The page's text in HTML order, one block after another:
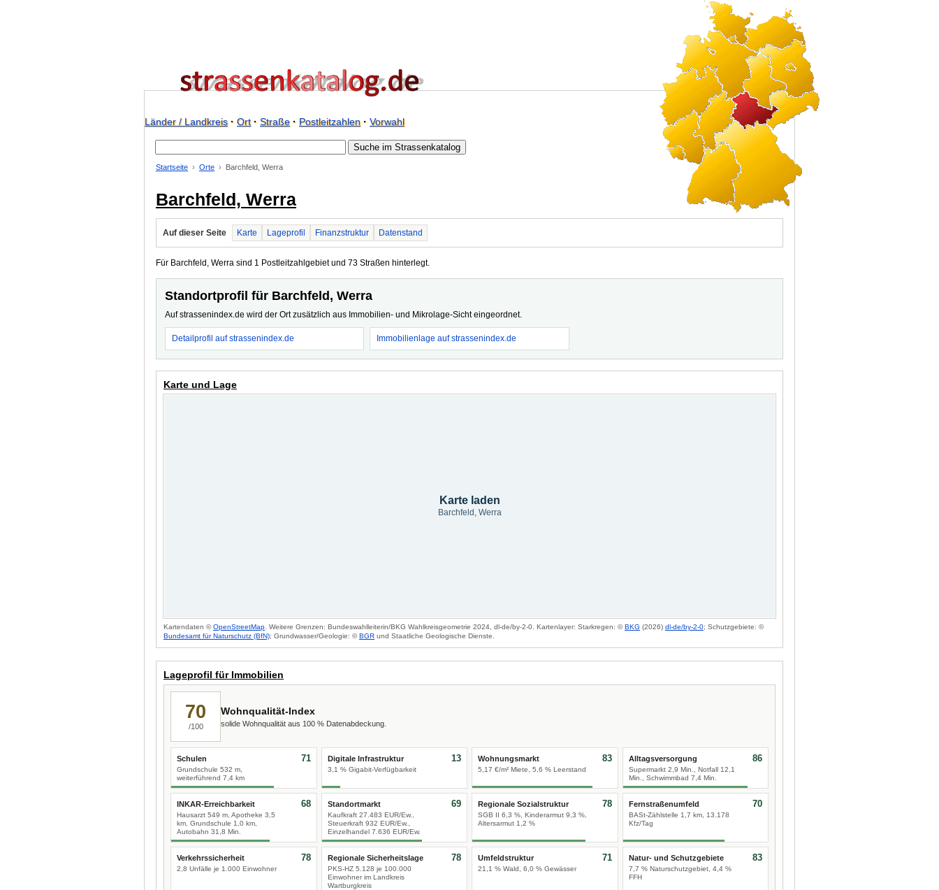
Länder / Landkreis· Ort· Straße· Postleitzahlen· Vorwahl
Startseite Orte Barchfeld, Werra
Barchfeld, Werra
Auf dieser Seite Karte Lageprofil Finanzstruktur Datenstand
Für Barchfeld, Werra sind 1 Postleitzahlgebiet und 73 Straßen hinterlegt.
Standortprofil für Barchfeld, Werra
Auf strassenindex.de wird der Ort zusätzlich aus Immobilien- und Mikrolage-Sicht eingeordnet.
Detailprofil auf strassenindex.de Immobilienlage auf strassenindex.de
Karte und Lage
Karte laden
Barchfeld, Werra
Kartendaten ©OpenStreetMap . Weitere Grenzen: Bundeswahlleiterin/BKG Wahlkreisgeometrie 2024, dl-de/by-2-0. Kartenlayer: Starkregen: ©BKG (2026) dl-de/by-2-0; Schutzgebiete: ©
Bundesamt für Naturschutz (BfN); Grundwasser/Geologie: ©BGR und Staatliche Geologische Dienste.
Lageprofil für Immobilien
70
/100
Wohnqualität-Index
solide Wohnqualität aus 100 % Datenabdeckung.
Schulen
Grundschule 532 m,
weiterführend 7,4 km
71 Digitale Infrastruktur
3,1 % Gigabit-Verfügbarkeit
13 Wohnungsmarkt
5,17 €/m² Miete, 5,6 % Leerstand
83 Alltagsversorgung
Supermarkt 2,9 Min., Notfall 12,1
Min., Schwimmbad 7,4 Min.
86
INKAR-Erreichbarkeit
Hausarzt 549 m, Apotheke 3,5
km, Grundschule 1,0 km,
Autobahn 31,8 Min.
68 Standortmarkt
Kaufkraft 27.483 EUR/Ew.,
Steuerkraft 932 EUR/Ew.,
Einzelhandel 7.636 EUR/Ew.
69 Regionale Sozialstruktur
SGB II 6,3 %, Kinderarmut 9,3 %,
Altersarmut 1,2 %
78 Fernstraßenumfeld
BASt-Zählstelle 1,7 km, 13.178
Kfz/Tag
70
Verkehrssicherheit
2,8 Unfälle je 1.000 Einwohner
78 Regionale Sicherheitslage
PKS-HZ 5.128 je 100.000
Einwohner im Landkreis
Wartburgkreis
78 Umfeldstruktur
21,1 % Wald, 6,0 % Gewässer
71 Natur- und Schutzgebiete
7,7 % Naturschutzgebiet, 4,4 %
FFH
83